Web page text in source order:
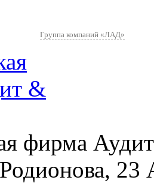
Группа компаний «ЛАД»
фирма
23